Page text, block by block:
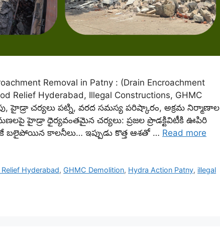
Removal in Patny : (Drain Encroachment
Relief Hyderabad, Illegal Constructions, GHMC
హైడ్రా చర్యలు పట్ని, వరద సమస్య పరిష్కారం, అక్రమ నిర్మాణాల
హైడ్రా ధైర్యవంతమైన చర్యలు: ప్రజల ప్రొడక్టివిటీకి ఊపిరి
బలైపోయిన కాలనీలు… ఇప్పుడు కొత్త ఆశతో … Read more
Hyderabad, GHMC Demolition, Hydra Action Patny, illegal